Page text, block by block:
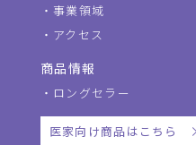
事業領域
アクセス
商品情報
ロングセラー
医家向け商品はこちら